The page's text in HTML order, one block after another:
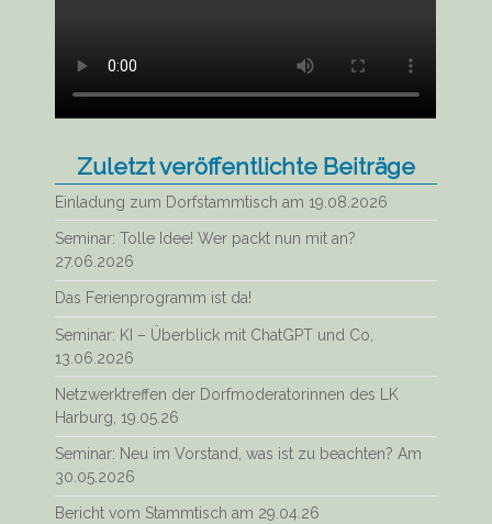
Zuletzt veröffentlichte Beiträge
Einladung zum Dorfstammtisch am 19.08.2026
Seminar: Tolle Idee! Wer packt nun mit an?
27.06.2026
Das Ferienprogramm ist da!
Seminar: KI – Überblick mit ChatGPT und Co,
13.06.2026
Netzwerktreffen der Dorfmoderatorinnen des LK
Harburg, 19.05.26
Seminar: Neu im Vorstand, was ist zu beachten? Am
30.05.2026
Bericht vom Stammtisch am 29.04.26